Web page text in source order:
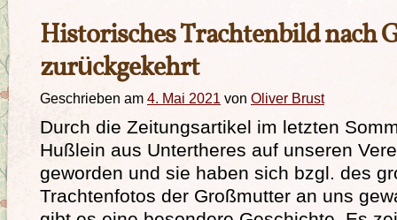
Historisches Trachtenbild nach
zurückgekehrt
Geschrieben am 4. Mai 2021 von Oliver Brust
Durch die Zeitungsartikel im letzten
Hußlein aus Untertheres auf unseren
geworden und sie haben sich bzgl. des
Trachtenfotos der Großmutter an uns